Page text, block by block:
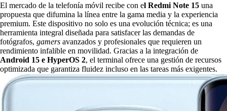
El mercado de la telefonía móvil recibe con el Redmi Note 15 una
propuesta que difumina la línea entre la gama media y la experiencia
premium. Este dispositivo no solo es una evolución técnica; es una
herramienta integral diseñada para satisfacer las demandas de
fotógrafos, gamers avanzados y profesionales que requieren un
rendimiento infalible en movilidad. Gracias a la integración de
Android 15 e HyperOS 2, el terminal ofrece una gestión de recursos
optimizada que garantiza fluidez incluso en las tareas más exigentes.